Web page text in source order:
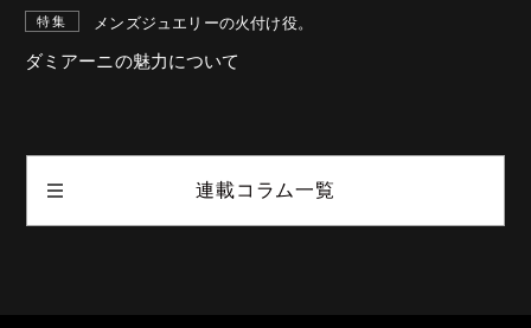
特集 メンズジュエリーの火付け役。
ダミアーニの魅力について
連載コラム一覧